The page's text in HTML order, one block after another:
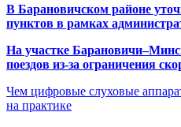
В Барановичском районе
пунктов в рамках
На участке
поездов из-за ограничения
Чем цифровые слуховые
на практике